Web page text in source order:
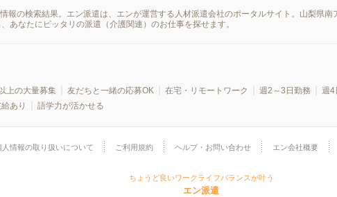
報の検索結果。エン派遣は、エンが運営する人材派遣会社のポータルサイト。山梨県
あなたにピッタリの派遣（介護関連）のお仕事を探せます。
上の大量募集 友だちと一緒の応募OK 在宅・リモートワーク 週2～3日勤務 週4
あり 語学力が活かせる
人情報の取り扱いについて ご利用規約 ヘルプ・お問い合わせ エン会社概要
ちょうど良いワークライフバランスが叶う
エン派遣